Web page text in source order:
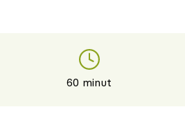
60 minut